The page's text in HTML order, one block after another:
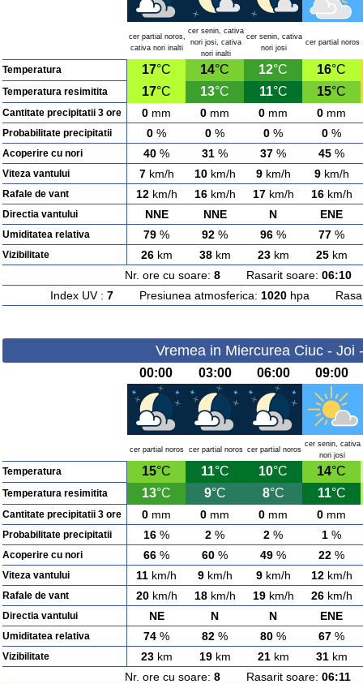
cer partial noros,
cativa nori inalti
cer senin, cativa
nori josi, cativa
nori inalti
cer senin, cativa
nori josi
cer partial noros
Temperatura 17°C 14°C 12°C 16°C
Temperatura resimitita 17°C 13°C 11°C 15°C
Cantitate precipitatii 3 ore 0 mm 0 mm 0 mm 0 mm
Probabilitate precipitatii 0 % 0 % 0 % 0 %
Acoperire cu nori 40 % 31 % 37 % 45 %
Viteza vantului 7km/h 10km/h 9km/h 9km/h
Rafale de vant 12km/h 16km/h 17km/h 16km/h
Directia vantului NNE NNE N ENE
Umiditatea relativa 79 % 92 % 96 % 77 %
Vizibilitate 26km 38km 23km 25km
Nr. ore cu soare: 8Rasarit soare: 06:10
Index UV : 7Presiunea atmosferica: 1020hpa
Vremea in Miercurea Ciuc - Joi
00:00 03:00 06:00 09:00
cer partial noros cer partial noros cer partial noros
cer senin, cativa
nori josi
Temperatura 15°C 11°C 10°C 14°C
Temperatura resimitita 13°C 9°C 8°C 11°C
Cantitate precipitatii 3 ore 0 mm 0 mm 0 mm 0 mm
Probabilitate precipitatii 16 % 2 % 2 % 1 %
Acoperire cu nori 66 % 60 % 49 % 22 %
Viteza vantului 11 km/h 9km/h 9km/h 12km/h
Rafale de vant 20km/h 18km/h 19km/h 26km/h
Directia vantului NE N N ENE
Umiditatea relativa 74 % 82 % 80 % 67 %
Vizibilitate 23km 19km 21km 31km
Nr. ore cu soare: 8 Rasarit soare: 06:11